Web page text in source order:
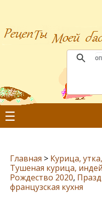
☰
Главная > Курица,
Тушеная курица,
Рождество 2020,
французская кухня